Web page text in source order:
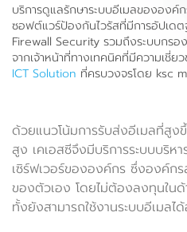
บริการดูแลรักษาระบบอีเมลขององค์
ซอฟต์แวร์ป้องกันไวรัสที่มีการอัปเด
Firewall Security รวมถึงระบบกรอ
จากเจ้าหน้าที่ทางเทคนิคที่มีความเชี่
ICT Solution ที่ครบวงจรโดย ksc
ด้วยแนวโน้มการรับส่งอีเมลที่สู
สูง เคเอสซีจึงมีบริการระบบบริหา
เซิร์ฟเวอร์ขององค์กร ซึ่งองค์กร
ของตัวเอง โดยไม่ต้องลงทุนใน
ทั้งยังสามารถใช้งานระบบอีเมลไ